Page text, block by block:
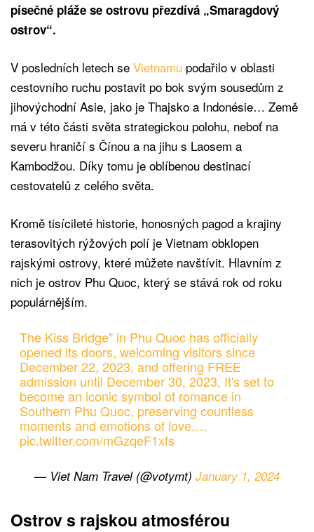
písečné pláže se ostrovu přezdívá „Smaragdový
ostrov“.
V posledních letech se Vietnamu podařilo v oblasti
cestovního ruchu postavit po bok svým sousedům z
jihovýchodní Asie, jako je Thajsko a Indonésie… Země
má v této části světa strategickou polohu, neboť na
severu hraničí s Čínou a na jihu s Laosem a
Kambodžou. Díky tomu je oblíbenou destinací
cestovatelů z celého světa.
Kromě tisícileté historie, honosných pagod a krajiny
terasovitých rýžových polí je Vietnam obklopen
rajskými ostrovy, které můžete navštívit. Hlavním z
nich je ostrov Phu Quoc, který se stává rok od roku
populárnějším.
The Kiss Bridge" in Phu Quoc has officially
opened its doors, welcoming visitors since
December 22, 2023, and offering FREE
admission until December 30, 2023. It's set to
become an iconic symbol of romance in
Southern Phu Quoc, preserving countless
moments and emotions of love.…
pic.twitter.com/mGzqeF1xfs
— Viet Nam Travel (@votymt) January 1, 2024
Ostrov s rajskou atmosférou